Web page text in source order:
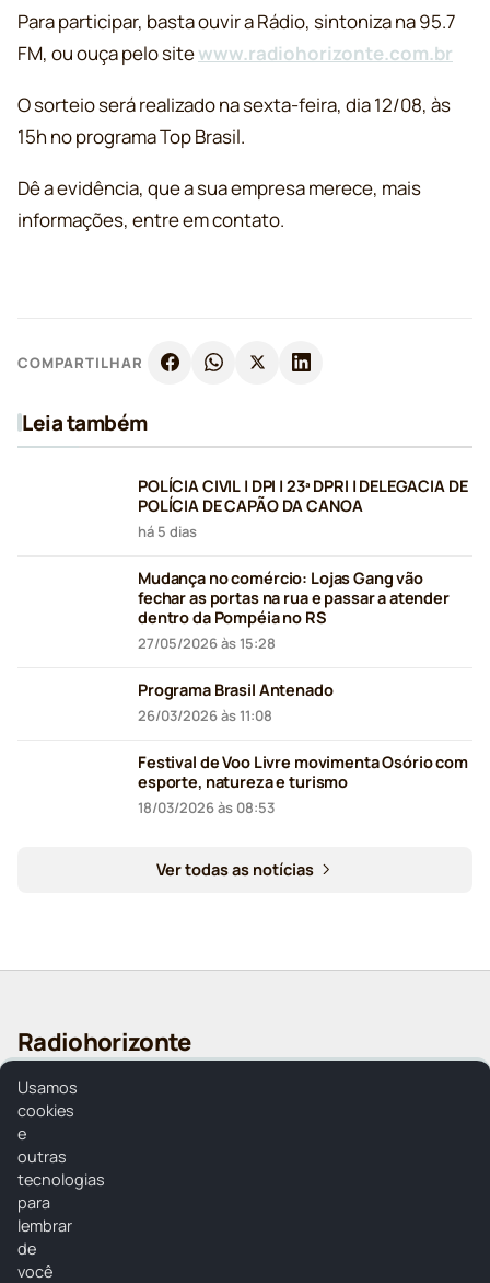
Para participar, basta ouvir a Rádio, sintoniza na 95.7
FM, ou ouça pelo sitewww.radiohorizonte.com.br
O sorteio será realizado na sexta-feira, dia 12/08, às
15h no programa Top Brasil.
Dê a evidência, que a sua empresa merece, mais
informações, entre em contato.
COMPARTILHAR
Leia também
POLÍCIA CIVIL | DPI | 23ª DPRI | DELEGACIA DE
POLÍCIA DE CAPÃO DA CANOA
há 5 dias
Mudança no comércio: Lojas Gang vão
fechar as portas na rua e passar a atender
dentro da Pompéia no RS
27/05/2026 às 15:28
Programa Brasil Antenado
26/03/2026 às 11:08
Festival de Voo Livre movimenta Osório com
esporte, natureza e turismo
18/03/2026 às 08:53
Ver todas as notícias
Usamos
cookies
e
outras
tecnologias
para
lembrar
de
você
Radiohorizonte
Radiohorizonte
Home
Programação